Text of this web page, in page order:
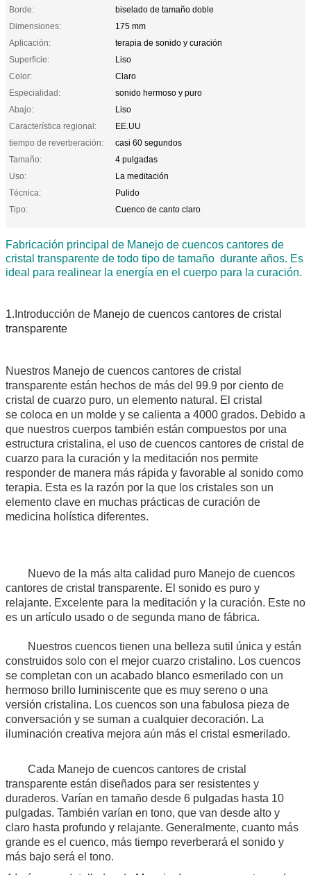
Borde:
biselado de tamaño doble
Dimensiones:
175 mm
Aplicación:
terapia de sonido y curación
Superficie:
Liso
Color:
Claro
Especialidad:
sonido hermoso y puro
Abajo:
Liso
Característica regional:
EE.UU
tiempo de reverberación:
casi 60 segundos
Tamaño:
4 pulgadas
Uso:
La meditación
Técnica:
Pulido
Tipo:
Cuenco de canto claro
Fabricación principal de Manejo de cuencos cantores de
cristal transparente de todo tipo de tamaño durante años. Es
ideal para realinear la energía en el cuerpo para la curación.
1.Introducción de Manejo de cuencos cantores de cristal
transparente
Nuestros Manejo de cuencos cantores de cristal
transparente están hechos de más del 99.9 por ciento de
cristal de cuarzo puro, un elemento natural. El cristal
se coloca en un molde y se calienta a 4000 grados. Debido a
que nuestros cuerpos también están compuestos por una
estructura cristalina, el uso de cuencos cantores de cristal de
cuarzo para la curación y la meditación nos permite
responder de manera más rápida y favorable al sonido como
terapia. Esta es la razón por la que los cristales son un
elemento clave en muchas prácticas de curación de
medicina holística diferentes.
Nuevo de la más alta calidad puro Manejo de cuencos
cantores de cristal transparente. El sonido es puro y
relajante. Excelente para la meditación y la curación. Este no
es un artículo usado o de segunda mano de fábrica.
Nuestros cuencos tienen una belleza sutil única y están
construidos solo con el mejor cuarzo cristalino. Los cuencos
se completan con un acabado blanco esmerilado con un
hermoso brillo luminiscente que es muy sereno o una
versión cristalina. Los cuencos son una fabulosa pieza de
conversación y se suman a cualquier decoración. La
iluminación creativa mejora aún más el cristal esmerilado.
Cada Manejo de cuencos cantores de cristal
transparente están diseñados para ser resistentes y
duraderos. Varían en tamaño desde 6 pulgadas hasta 10
pulgadas. También varían en tono, que van desde alto y
claro hasta profundo y relajante. Generalmente, cuanto más
grande es el cuenco, más tiempo reverberará el sonido y
más bajo será el tono.